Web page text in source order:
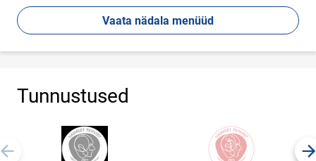
Vaata nädala menüüd
Tunnustused